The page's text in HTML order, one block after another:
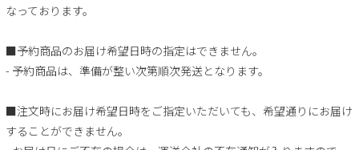
なっております。
■予約商品のお届け希望日時の指定はできません。
- 予約商品は、準備が整い次第順次発送となります。
■注文時にお届け希望日時をご指定いただいても、希望通りにお届け
することができません。